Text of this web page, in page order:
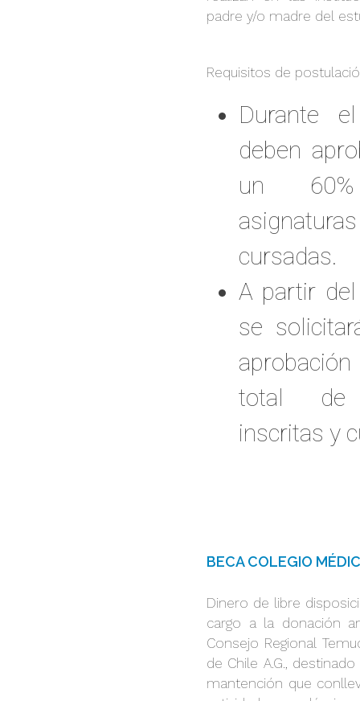
padre y/o madre del
Requisitos de
Durante
deben
un
cursadas.
A partir
se
total de
inscritas y
BECA COLEGIO
Dinero de libre
cargo a la donación
Consejo Regional
de Chile A.G.,
mantención que